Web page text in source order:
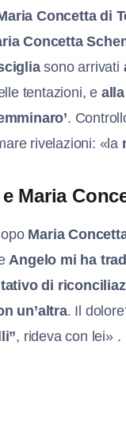
Concetta di
Concetta
sono arrivati
tentazioni, e
.
rivelazioni: «la
Maria
Maria
Angelo mi ha
di
un’altra. Il
, rideva con lei» .